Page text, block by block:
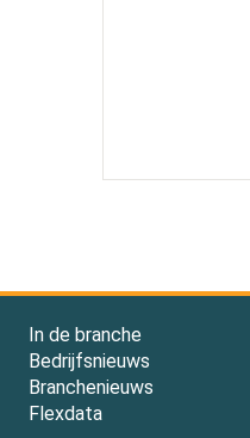
In de branche
Bedrijfsnieuws
Branchenieuws
Flexdata